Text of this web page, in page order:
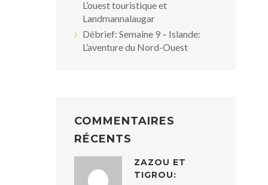
L’ouest touristique et
Landmannalaugar
Débrief: Semaine 9 – Islande:
L’aventure du Nord-Ouest
COMMENTAIRES
RÉCENTS
ZAZOU ET
TIGROU: